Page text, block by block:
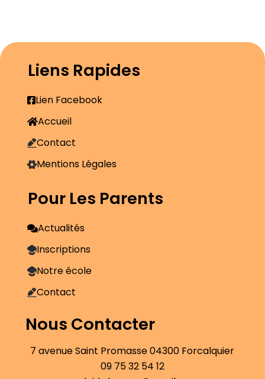
Liens Rapides
Lien Facebook
Accueil
Contact
Mentions Légales
Pour Les Parents
Actualités
Inscriptions
Notre école
Contact
Nous Contacter
7 avenue Saint Promasse 04300 Forcalquier
09 75 32 54 12